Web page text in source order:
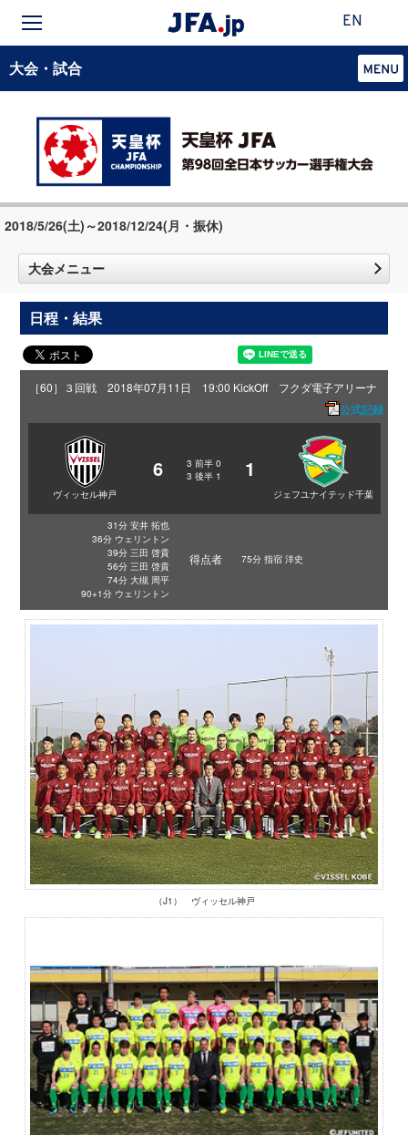
EN
大会・試合
2018/5/26(土)～2018/12/24(月・振休)
大会メニュー
日程・結果
［60］３回戦 2018年07月11日 19:00 KickOff フクダ電子アリーナ
公式記録
ヴィッセル神戸
6 3 前半 0
3 後半 1 1
ジェフユナイテッド千葉
31分 安井 拓也
36分 ウェリントン
39分 三田 啓貴
56分 三田 啓貴
74分 大槻 周平
90+1分 ウェリントン
得点者 75分 指宿 洋史
（J1） ヴィッセル神戸